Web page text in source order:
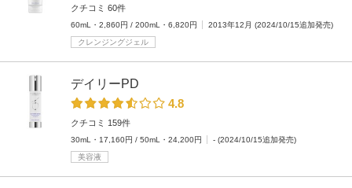
クチコミ 60件
60mL・2,860円 / 200mL・6,820円
2013年12月 (2024/10/15追加発売)
クレンジングジェル
デイリーPD
4.8
クチコミ 159件
30mL・17,160円 / 50mL・24,200円
- (2024/10/15追加発売)
美容液